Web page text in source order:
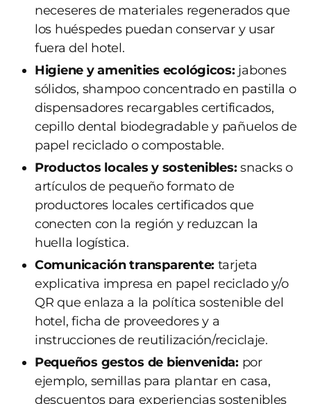
neceseres de materiales regenerados que
los huéspedes puedan conservar y usar
fuera del hotel.
Higiene y amenities ecológicos: jabones
sólidos, shampoo concentrado en pastilla o
dispensadores recargables certificados,
cepillo dental biodegradable y pañuelos de
papel reciclado o compostable.
Productos locales y sostenibles: snacks o
artículos de pequeño formato de
productores locales certificados que
conecten con la región y reduzcan la
huella logística.
Comunicación transparente: tarjeta
explicativa impresa en papel reciclado y/o
QR que enlaza a la política sostenible del
hotel, ficha de proveedores y a
instrucciones de reutilización/reciclaje.
Pequeños gestos de bienvenida: por
ejemplo, semillas para plantar en casa,
descuentos para experiencias sostenibles